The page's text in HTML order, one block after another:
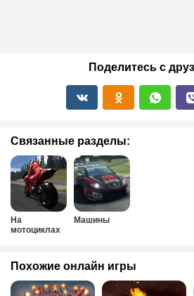
Поделитесь с
Связанные разделы:
На
мотоциклах
Машины
Похожие онлайн игры